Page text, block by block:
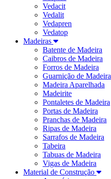
Vedacit
Vedalit
Vedapren
Vedatop
Madeiras
Batente de Madeira
Caibros de Madeira
Forros de Madeira
Guarnição de Madeira
Madeira Aparelhada
Madeirite
Pontaletes de Madeira
Portas de Madeira
Pranchas de Madeira
Ripas de Madeira
Sarrafos de Madeira
Tabeira
Tabuas de Madeira
Vigas de Madeira
Material de Construção